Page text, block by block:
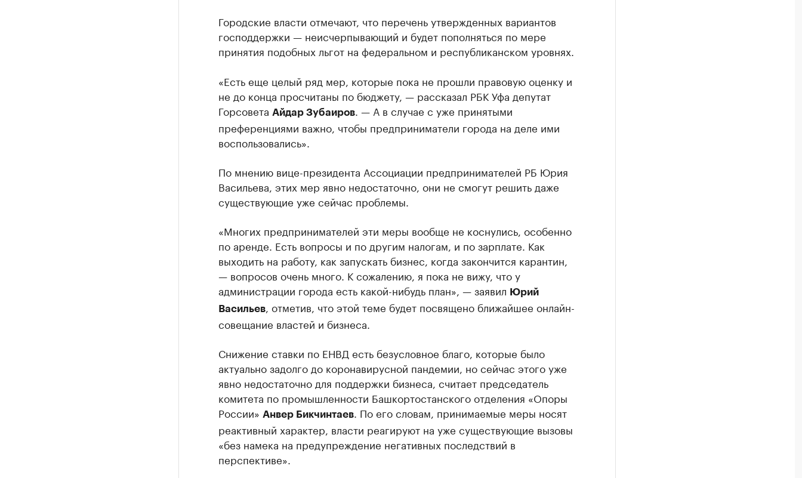
Городские власти отмечают, что перечень утвержденных вариантов
господдержки — неисчерпывающий и будет пополняться по мере
принятия подобных льгот на федеральном и республиканском уровнях.
«Есть еще целый ряд мер, которые пока не прошли правовую оценку и
не до конца просчитаны по бюджету, — рассказал РБК Уфа депутат
Горсовета Айдар Зубаиров. — А в случае с уже принятыми
преференциями важно, чтобы предприниматели города на деле ими
воспользовались».
По мнению вице-президента Ассоциации предпринимателей РБ Юрия
Васильева, этих мер явно недостаточно, они не смогут решить даже
существующие уже сейчас проблемы.
«Многих предпринимателей эти меры вообще не коснулись, особенно
по аренде. Есть вопросы и по другим налогам, и по зарплате. Как
выходить на работу, как запускать бизнес, когда закончится карантин,
— вопросов очень много. К сожалению, я пока не вижу, что у
администрации города есть какой-нибудь план», — заявил Юрий
Васильев, отметив, что этой теме будет посвящено ближайшее онлайн-
совещание властей и бизнеса.
Снижение ставки по ЕНВД есть безусловное благо, которые было
актуально задолго до коронавирусной пандемии, но сейчас этого уже
явно недостаточно для поддержки бизнеса, считает председатель
комитета по промышленности Башкортостанского отделения «Опоры
России» Анвер Бикчинтаев. По его словам, принимаемые меры носят
реактивный характер, власти реагируют на уже существующие вызовы
«без намека на предупреждение негативных последствий в
перспективе».